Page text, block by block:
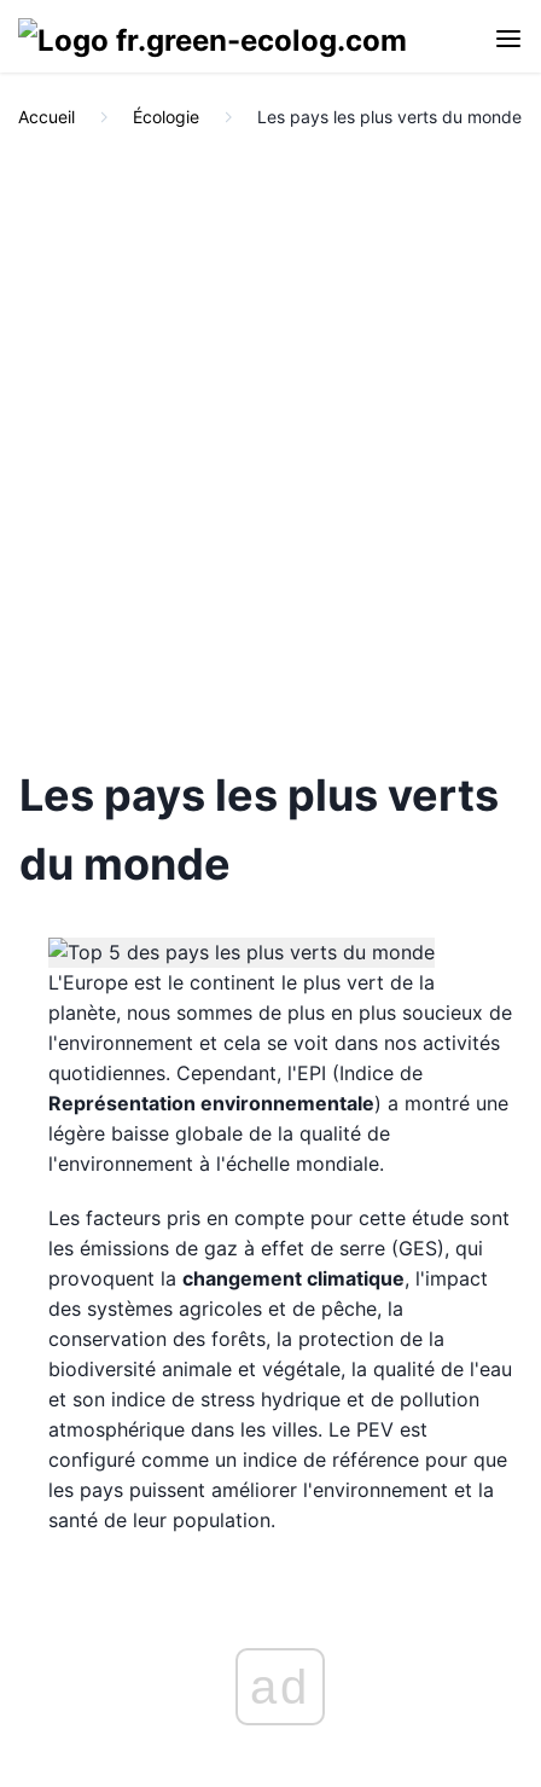
Accueil Écologie Les pays les plus verts du monde
Les pays les plus verts
du monde
L'Europe est le continent le plus vert de la
planète, nous sommes de plus en plus soucieux de
l'environnement et cela se voit dans nos activités
quotidiennes. Cependant, l'EPI (Indice de
Représentation environnementale) a montré une
légère baisse globale de la qualité de
l'environnement à l'échelle mondiale.
Les facteurs pris en compte pour cette étude sont
les émissions de gaz à effet de serre (GES), qui
provoquent la changement climatique, l'impact
des systèmes agricoles et de pêche, la
conservation des forêts, la protection de la
biodiversité animale et végétale, la qualité de l'eau
et son indice de stress hydrique et de pollution
atmosphérique dans les villes. Le PEV est
configuré comme un indice de référence pour que
les pays puissent améliorer l'environnement et la
santé de leur population.
ad